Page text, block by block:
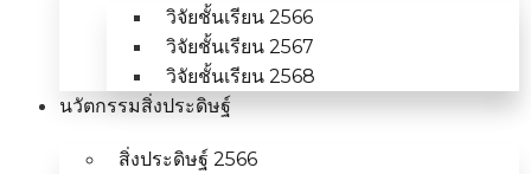
วิจัยชั้นเรียน 2566
วิจัยชั้นเรียน 2567
วิจัยชั้นเรียน 2568
นวัตกรรมสิ่งประดิษฐ์
สิ่งประดิษฐ์ 2566